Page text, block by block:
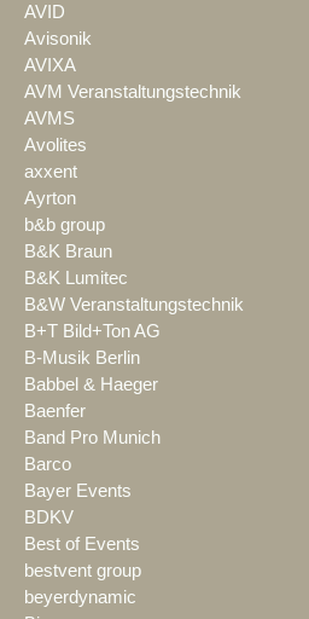
AVID
Avisonik
AVIXA
AVM Veranstaltungstechnik
AVMS
Avolites
axxent
Ayrton
b&b group
B&K Braun
B&K Lumitec
B&W Veranstaltungstechnik
B+T Bild+Ton AG
B-Musik Berlin
Babbel & Haeger
Baenfer
Band Pro Munich
Barco
Bayer Events
BDKV
Best of Events
bestvent group
beyerdynamic